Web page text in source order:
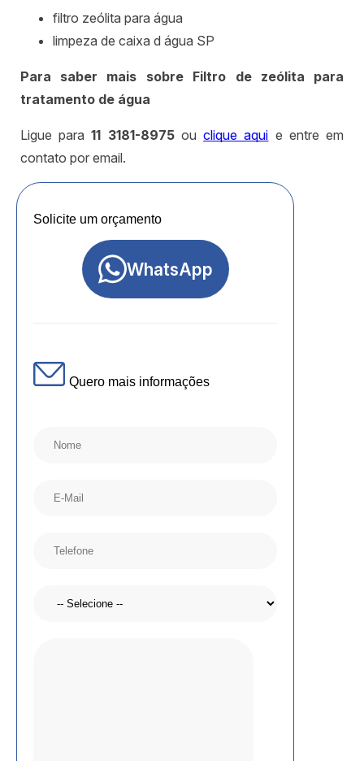
filtro zeólita para água
limpeza de caixa d água SP
Para saber mais sobre Filtro de zeólita para
tratamento de água
Ligue para11 3181-8975ouclique aqui e entre em
contato por email.
Solicite um orçamento
WhatsApp
Quero mais informações